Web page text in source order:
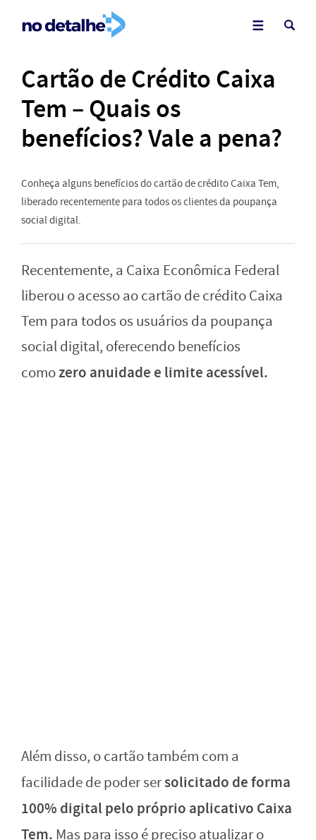
Cartão de Crédito Caixa
Tem – Quais os
benefícios? Vale a pena?
Conheça alguns benefícios do cartão de crédito Caixa Tem,
liberado recentemente para todos os clientes da poupança
social digital.
Recentemente, a Caixa Econômica Federal
liberou o acesso ao cartão de crédito Caixa
Tem para todos os usuários da poupança
social digital, oferecendo benefícios
comozero anuidade e limite acessível.
Além disso, o cartão também com a
facilidade de poder sersolicitado de forma
100% digital pelo próprio aplicativo Caixa
Tem. Mas para isso é preciso atualizar o